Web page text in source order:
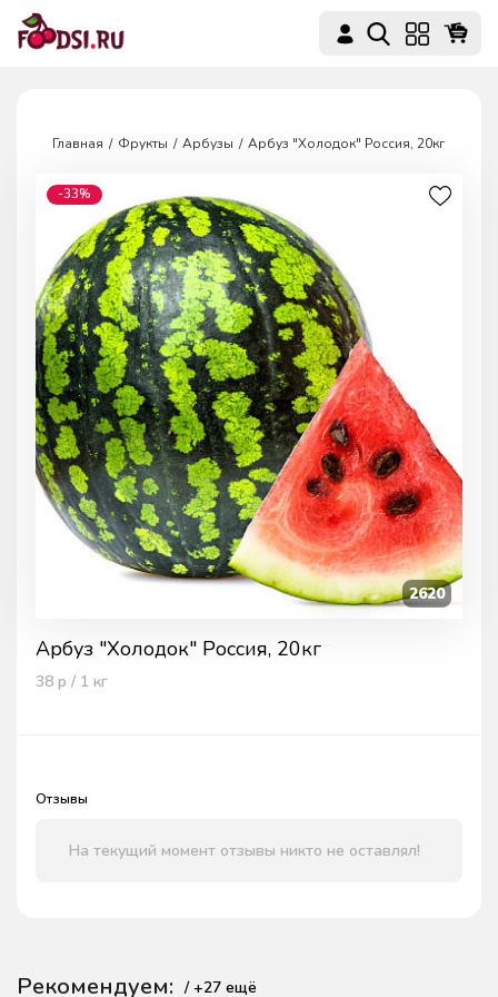
Главная Фрукты Арбузы Арбуз "Холодок" Россия, 20кг
Арбуз "Холодок" Россия, 20кг
38 р / 1 кг
2620
-33%
Отзывы
На текущий момент отзывы никто не оставлял!
Рекомендуем: / +27 ещё